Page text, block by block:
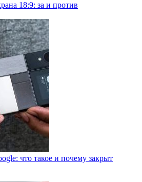
18:9: за и против
что такое и почему закрыт